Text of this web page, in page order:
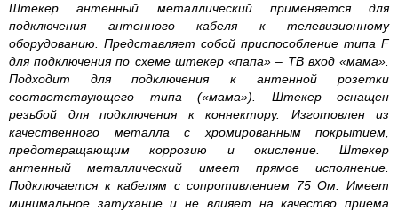
Штекер антенный металлический применяется для
подключения антенного кабеля к телевизионному
оборудованию. Представляет собой приспособление типа F
для подключения по схеме штекер «папа» – ТВ вход «мама».
Подходит для подключения к антенной розетки
соответствующего типа («мама»). Штекер оснащен
резьбой для подключения к коннектору. Изготовлен из
качественного металла с хромированным покрытием,
предотвращающим коррозию и окисление. Штекер
антенный металлический имеет прямое исполнение.
Подключается к кабелям с сопротивлением 75 Ом. Имеет
минимальное затухание и не влияет на качество приема